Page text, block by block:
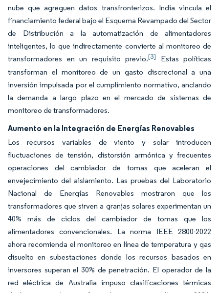
nube que agreguen datos transfronterizos. India vincula el
financiamiento federal bajo el Esquema Revampado del Sector
de Distribución a la automatización de alimentadores
inteligentes, lo que indirectamente convierte al monitoreo de
transformadores en un requisito previo.[3]
Estas políticas
transforman el monitoreo de un gasto discrecional a una
inversión impulsada por el cumplimiento normativo, anclando
la demanda a largo plazo en el mercado de sistemas de
monitoreo de transformadores.
Aumento en la Integración de Energías Renovables
Los recursos variables de viento y solar introducen
fluctuaciones de tensión, distorsión armónica y frecuentes
operaciones del cambiador de tomas que aceleran el
envejecimiento del aislamiento. Las pruebas del Laboratorio
Nacional de Energías Renovables mostraron que los
transformadores que sirven a granjas solares experimentan un
40% más de ciclos del cambiador de tomas que los
alimentadores convencionales. La norma IEEE 2800-2022
ahora recomienda el monitoreo en línea de temperatura y gas
disuelto en subestaciones donde los recursos basados en
inversores superan el 30% de penetración. El operador de la
red eléctrica de Australia impuso clasificaciones térmicas